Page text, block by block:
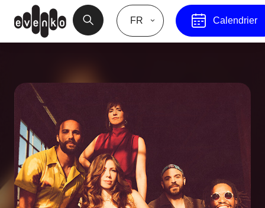
FR Calendrier